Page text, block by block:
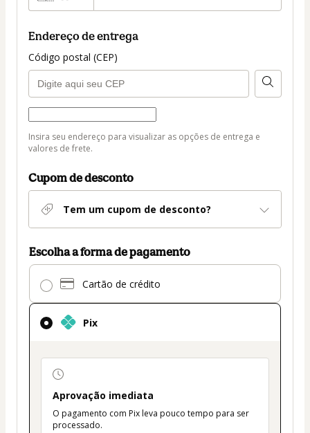
Endereço de entrega
Código postal (CEP)
Forma
de
Insira seu endereço para visualizar as opções de entrega e
valores de frete.
Cupom de desconto
Tem um cupom de desconto?
Escolha a forma de pagamento
Cartão de crédito
Pix
payment_data.section_title_v2
Aprovação imediata
O pagamento com Pix leva pouco tempo para ser
processado.
Pix
selecionado
como
método